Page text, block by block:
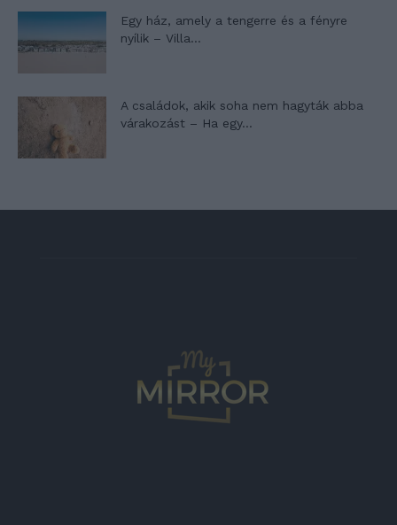
Egy ház, amely a tengerre és a fényre
nyílik – Villa...
A családok, akik soha nem hagyták abba
várakozást – Ha egy...